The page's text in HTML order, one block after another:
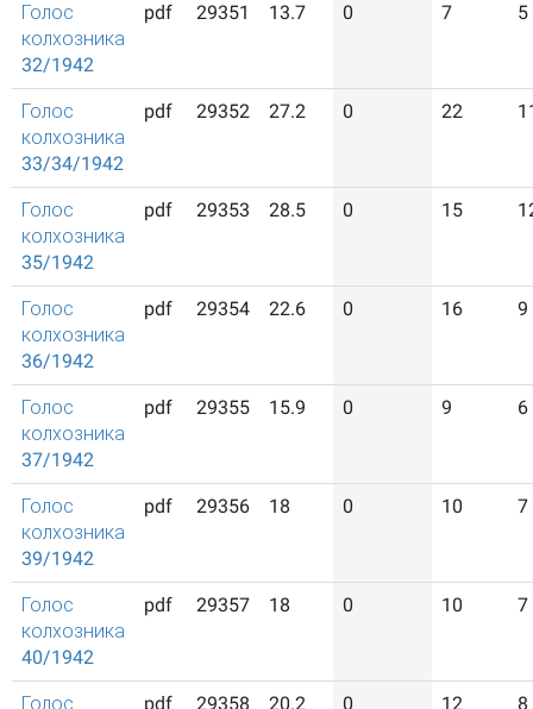
Голос
колхозника
32/1942
pdf 29351 13.7 0 7 5
Голос
колхозника
33/34/1942
pdf 29352 27.2 0 22
Голос
колхозника
35/1942
pdf 29353 28.5 0 15
Голос
колхозника
36/1942
pdf 29354 22.6 0 16 9
Голос
колхозника
37/1942
pdf 29355 15.9 0 9 6
Голос
колхозника
39/1942
pdf 29356 18 0 10 7
Голос
колхозника
40/1942
pdf 29357 18 0 10 7
Голос pdf 29358 20.2 0 12 8